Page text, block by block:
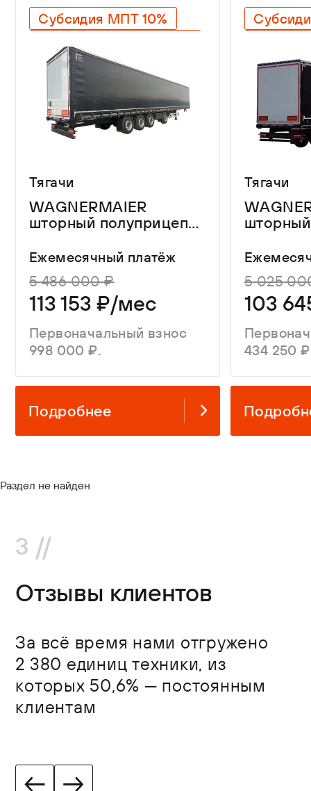
Субсидия МПТ 10%
Оригинальный SAF
Легкий вес
Лучшие габариты
Тягачи
WAGNERMAIER
шторный полуприцеп
Ежемесячный платёж
5 486 000 ₽
113 153 ₽/мес
Первоначальный взнос
998 000 ₽.
Подробнее
Легкий
Тягачи
5 025
103
434 250
Раздел не найден
3 //
Отзывы клиентов
За всё время нами отгружено
2 380 единиц техники, из
которых 50,6% — постоянным
клиентам